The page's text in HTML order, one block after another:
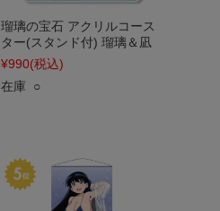
瑠璃の宝石 アクリルコース
ター(スタンド付) 瑠璃＆凪
¥990(税込)
在庫 ○